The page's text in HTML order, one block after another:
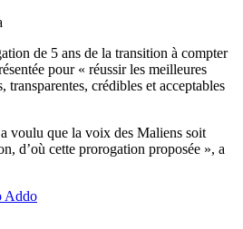
de 5 ans de la transition à compter
pour « réussir les meilleures
transparentes, crédibles et acceptables
voulu que la voix des Maliens soit
d’où cette prorogation proposée », a
Addo